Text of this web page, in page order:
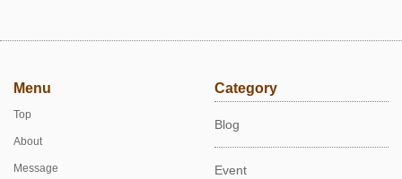
Menu
Top
About
Message
Category
Blog
Event